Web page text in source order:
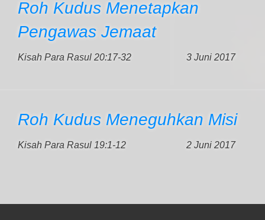
Roh Kudus Menetapkan
Pengawas Jemaat
Kisah Para Rasul 20:17-32 3 Juni 2017
Roh Kudus Meneguhkan Misi
Kisah Para Rasul 19:1-12 2 Juni 2017